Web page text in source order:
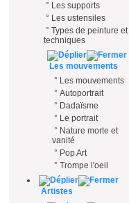
° Les supports
° Les ustensiles
° Types de peinture et
techniques
Les mouvements
° Les mouvements
° Autoportrait
° Dadaïsme
° Le portrait
° Nature morte et
vanité
° Pop Art
° Trompe l'oeil
Artistes